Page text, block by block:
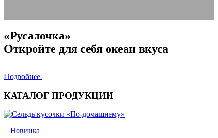
«Русалочка»
Откройте для себя океан вкуса
Подробнее
КАТАЛОГ ПРОДУКЦИИ
Новинка